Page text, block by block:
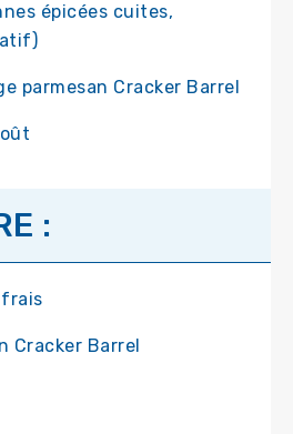
épicées cuites,
parmesan Cracker Barrel
:
frais
Cracker Barrel